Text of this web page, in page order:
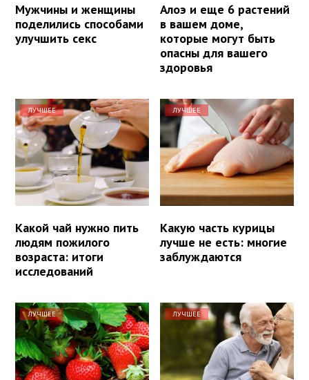
Мужчины и женщины
поделились способами
улучшить секс
Алоэ и еще 6 растений
в вашем доме,
которые могут быть
опасны для вашего
здоровья
ЛУЧШЕЕ
Какой чай нужно пить
людям пожилого
возраста: итоги
исследований
ЛУЧШЕЕ
Какую часть курицы
лучше не есть: многие
заблуждаются
ЛУЧШЕЕ ЛУЧШЕЕ